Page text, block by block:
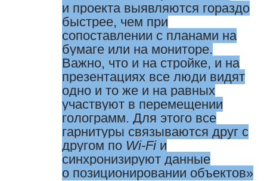
и проекта выявляются гораздо
быстрее, чем при
сопоставлении с планами на
бумаге или на мониторе.
Важно, что и на стройке, и на
презентациях все люди видят
одно и то же и на равных
участвуют в перемещении
голограмм. Для этого все
гарнитуры связываются друг с
другом по Wi-Fi и
синхронизируют данные
о позиционировании объектов